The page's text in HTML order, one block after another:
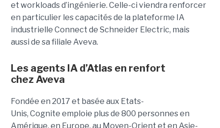
et workloads d’ingénierie. Celle-ci viendra renforcer
en particulier les capacités de la plateforme IA
industrielle Connect de Schneider Electric, mais
aussi de sa filiale Aveva.
Les agents IA d’Atlas en renfort
chez Aveva
Fondée en 2017 et basée aux Etats-
Unis, Cognite emploie plus de 800 personnes en
Amérique, en Europe, au Moyen-Orient et en Asie-